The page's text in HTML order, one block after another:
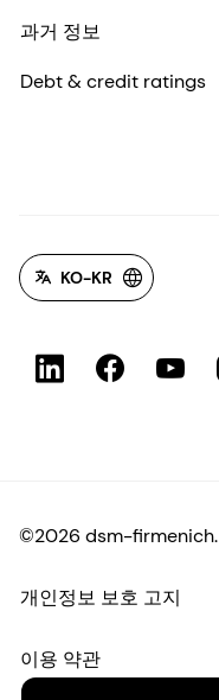
과거 정보
Debt & credit ratings
KO-KR
©2026 dsm-firmenich.
개인정보 보호 고지
이용 약관